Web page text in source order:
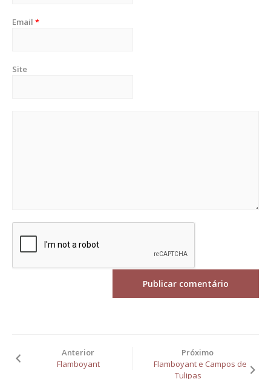
Email *
Site
Anterior
Flamboyant
Próximo
Flamboyant e Campos de
Tulipas